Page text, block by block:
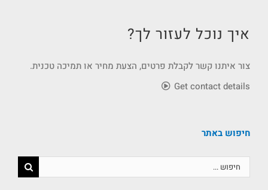
איך נוכל לעזור לך?
צור איתנו קשר לקבלת פרטים, הצעת מחיר או תמיכה טכנית.
Get contact details
חיפוש באתר